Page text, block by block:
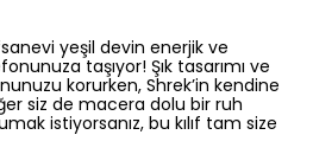
yeşil devin enerjik ve
taşıyor! Şık tasarımı ve
korurken, Shrek’in kendine
siz de macera dolu bir ruh
istiyorsanız, bu kılıf tam size